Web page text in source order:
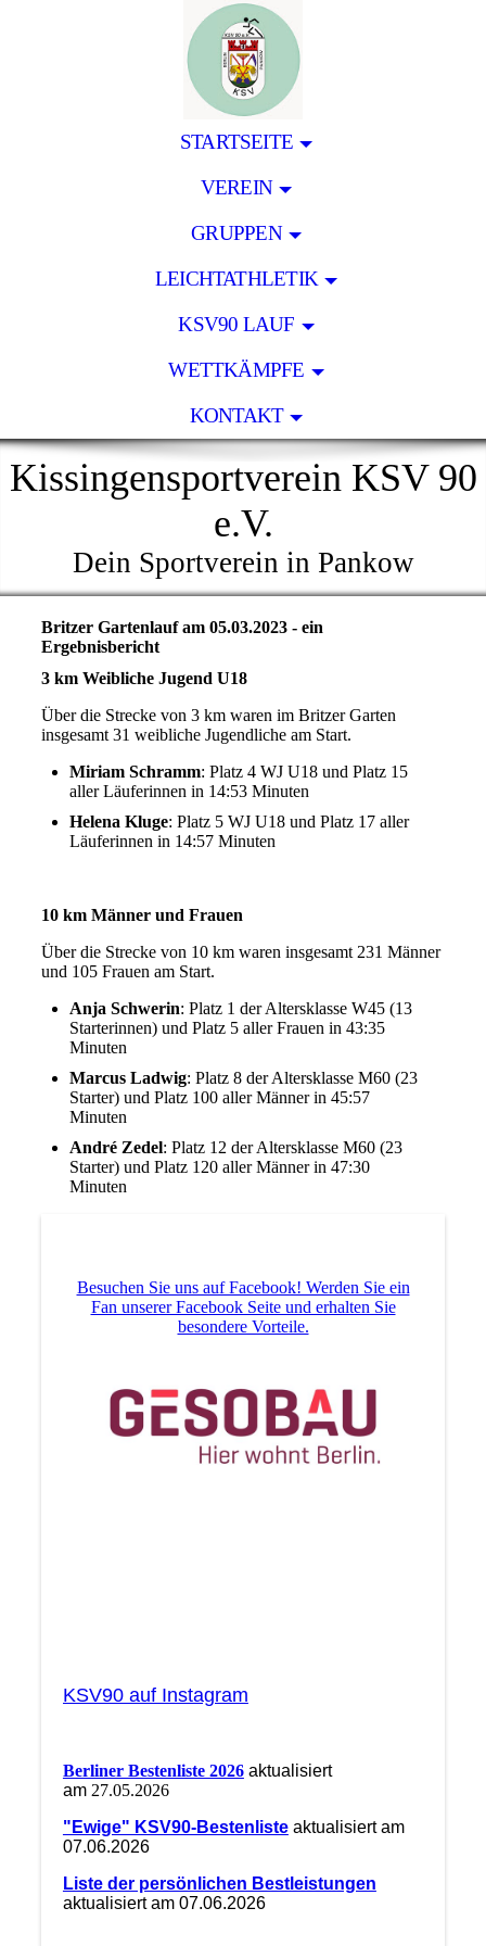
STARTSEITE
VEREIN
GRUPPEN
LEICHTATHLETIK
KSV90 LAUF
WETTKÄMPFE
KONTAKT
Kissingensportverein KSV 90
e.V.
Dein Sportverein in Pankow
Britzer Gartenlauf am 05.03.2023 - ein
Ergebnisbericht
3 km Weibliche Jugend U18
Über die Strecke von 3 km waren im Britzer Garten
insgesamt 31 weibliche Jugendliche am Start.
Miriam Schramm: Platz 4 WJ U18 und Platz 15
aller Läuferinnen in 14:53 Minuten
Helena Kluge: Platz 5 WJ U18 und Platz 17 aller
Läuferinnen in 14:57 Minuten
10 km Männer und Frauen
Über die Strecke von 10 km waren insgesamt 231 Männer
und 105 Frauen am Start.
Anja Schwerin: Platz 1 der Altersklasse W45 (13
Starterinnen) und Platz 5 aller Frauen in 43:35
Minuten
Marcus Ladwig: Platz 8 der Altersklasse M60 (23
Starter) und Platz 100 aller Männer in 45:57
Minuten
André Zedel: Platz 12 der Altersklasse M60 (23
Starter) und Platz 120 aller Männer in 47:30
Minuten
Besuchen Sie uns auf Facebook! Werden Sie ein
Fan unserer Facebook Seite und erhalten Sie
besondere Vorteile.
KSV90 auf Instagram
Berliner Bestenliste 2026 aktualisiert
am 27.05.2026
"Ewige" KSV90-Bestenlisteaktualisiert am
07.06.2026
Liste der persönlichen Bestleistungen
aktualisiert am 07.06.2026